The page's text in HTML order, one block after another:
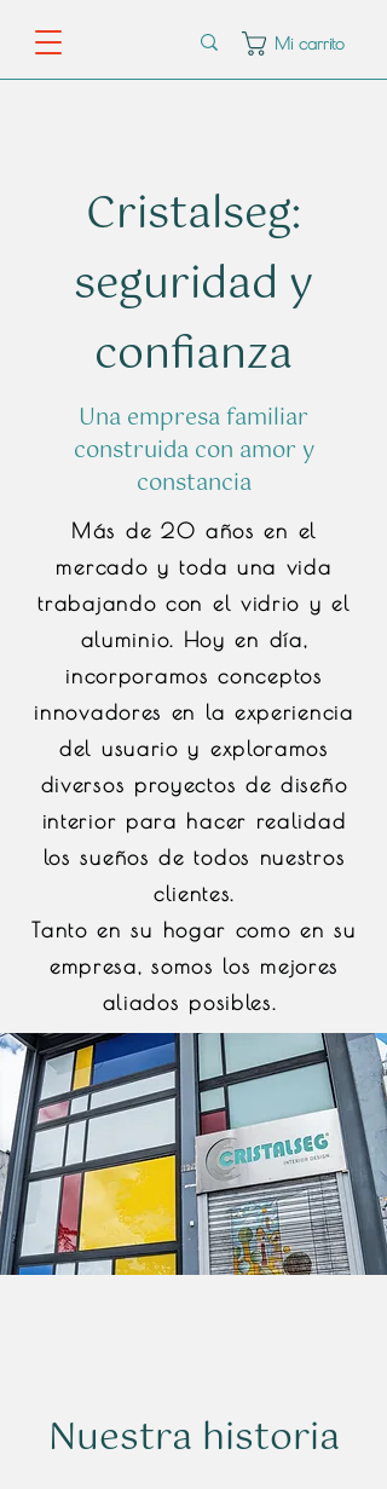
Mi carrito
Cristalseg:
seguridad y
confianza
Una empresa familiar
construida con amor y
constancia
Más de 20 años en el
mercado y toda una vida
trabajando con el vidrio y el
aluminio. Hoy en día,
incorporamos conceptos
innovadores en la experiencia
del usuario y exploramos
diversos proyectos de diseño
interior para hacer realidad
los sueños de todos nuestros
clientes.
Tanto en su hogar como en su
empresa, somos los mejores
aliados posibles.
Nuestra historia